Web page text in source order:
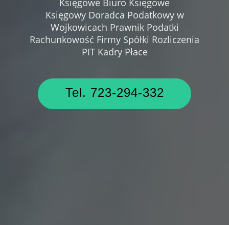
Księgowe Biuro Księgowe
Księgowy Doradca Podatkowy w
Wojkowicach Prawnik Podatki
Rachunkowość Firmy Spółki Rozliczenia
PIT Kadry Płace
Tel. 723-294-332